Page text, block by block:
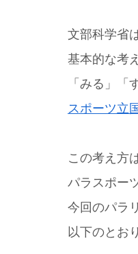
文部科学省
基本的な考
「みる」「
スポーツ立
この考え方
パラスポー
今回のパラ
以下のとお